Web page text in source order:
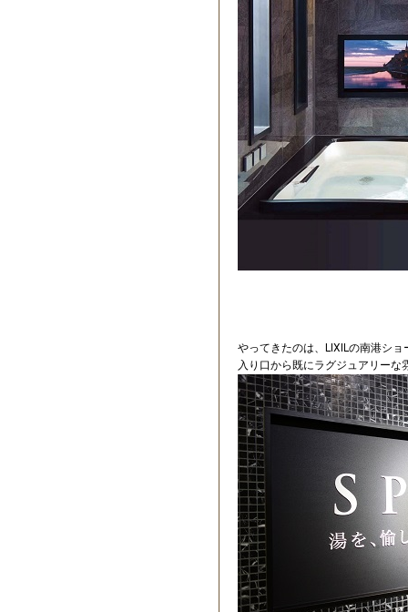
やってきたのは、LIXILの南港シ
入り口から既にラグジュアリーな